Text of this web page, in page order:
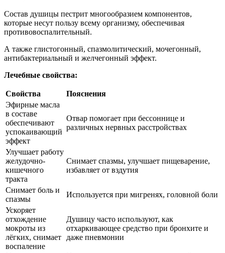
Состав душицы пестрит многообразием компонентов,
которые несут пользу всему организму, обеспечивая
противовоспалительный.
А также глистогонный, спазмолитический, мочегонный,
антибактериальный и желчегонный эффект.
Лечебные свойства:
Свойства
Пояснения
Эфирные масла
в составе
обеспечивают
успокаивающий
эффект
Отвар помогает при бессоннице и
различных нервных расстройствах
Улучшает работу
желудочно-
кишечного
тракта
Снимает спазмы, улучшает пищеварение,
избавляет от вздутия
Снимает боль и
спазмы
Используется при мигренях, головной боли
Ускоряет
отхождение
мокроты из
лёгких, снимает
воспаление
Душицу часто используют, как
отхаркивающее средство при бронхите и
даже пневмонии